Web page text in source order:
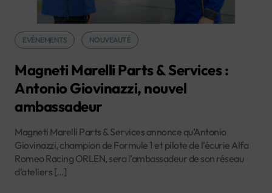
EVÉNEMENTS NOUVEAUTÉ
Magneti Marelli Parts & Services :
Antonio Giovinazzi, nouvel
ambassadeur
Magneti Marelli Parts & Services annonce qu’Antonio
Giovinazzi, champion de Formule 1 et pilote de l’écurie Alfa
Romeo Racing ORLEN, sera l’ambassadeur de son réseau
d’ateliers […]